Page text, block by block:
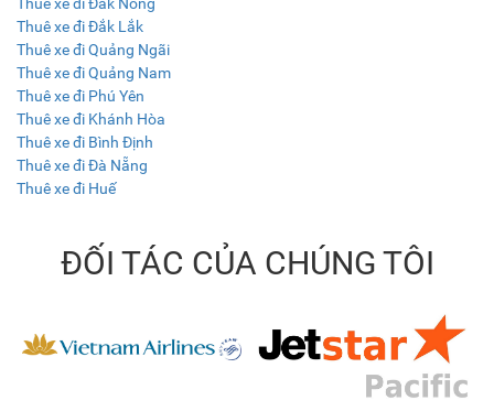
Thuê xe đi Đắk Nông
Thuê xe đi Đắk Lắk
Thuê xe đi Quảng Ngãi
Thuê xe đi Quảng Nam
Thuê xe đi Phú Yên
Thuê xe đi Khánh Hòa
Thuê xe đi Bình Định
Thuê xe đi Đà Nẵng
Thuê xe đi Huế
ĐỐI TÁC CỦA CHÚNG TÔI